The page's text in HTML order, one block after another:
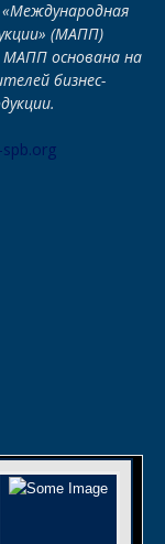
«Международная
(МАПП)
МАПП основана на
бизнес-